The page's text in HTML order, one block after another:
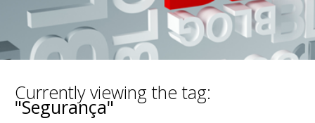
Currently viewing the tag:
"Segurança"